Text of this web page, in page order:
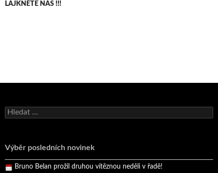
LAJKNĚTE NÁS !!!
Vyhledávání
Výběr posledních novinek
Bruno Belan se radoval z triumfu na domácí dráze!
Andy Appleton obhájil dlouhodrážní titul!
Pražský přebor neskrblil překvapeními!
Bruno Belan prožil druhou vítěznou neděli v řadě!